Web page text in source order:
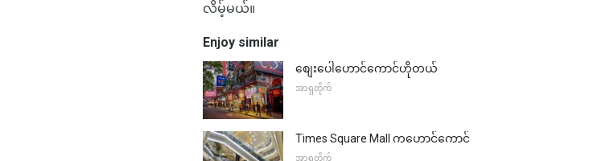
လိမ့်မယ်။
Enjoy similar
စျေးပေါဟောင်ကောင်ဟိုတယ်
အာရှတိုက်
Times Square Mall ကဟောင်ကောင်
အာရှတိုက်